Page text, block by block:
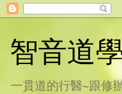
智音道
一貫道的行醫~跟修